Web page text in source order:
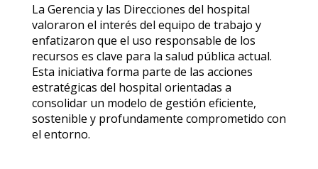
La Gerencia y las Direcciones del hospital
valoraron el interés del equipo de trabajo y
enfatizaron que el uso responsable de los
recursos es clave para la salud pública actual.
Esta iniciativa forma parte de las acciones
estratégicas del hospital orientadas a
consolidar un modelo de gestión eficiente,
sostenible y profundamente comprometido con
el entorno.